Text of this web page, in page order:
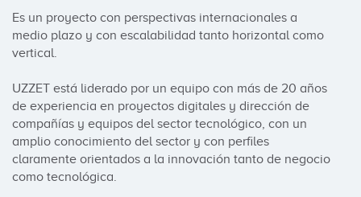
Es un proyecto con perspectivas internacionales a
medio plazo y con escalabilidad tanto horizontal como
vertical.
UZZET está liderado por un equipo con más de 20 años
de experiencia en proyectos digitales y dirección de
compañías y equipos del sector tecnológico, con un
amplio conocimiento del sector y con perfiles
claramente orientados a la innovación tanto de negocio
como tecnológica.